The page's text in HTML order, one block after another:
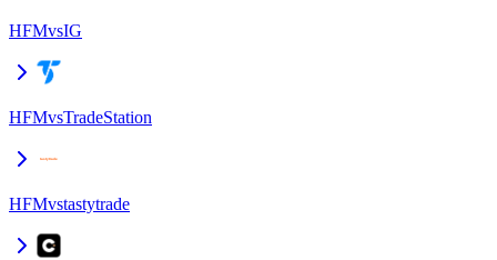
HFMvsIG
HFMvsTradeStation
HFMvstastytrade